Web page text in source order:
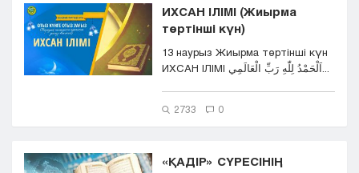
ИХСАН ІЛІМІ (Жиырма
төртінші күн)
13 наурыз Жиырма төртінші күн
2733 0
«ҚАДІР» СҮРЕСІНІҢ